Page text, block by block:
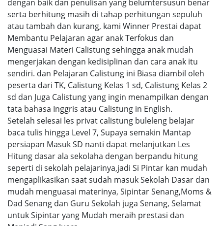
dengan baik dan penulisan yang belumtersusun benar
serta berhitung masih di tahap perhitungan sepuluh
atau tambah dan kurang, kami Winner Prestai dapat
Membantu Pelajaran agar anak Terfokus dan
Menguasai Materi Calistung sehingga anak mudah
mengerjakan dengan kedisiplinan dan cara anak itu
sendiri. dan Pelajaran Calistung ini Biasa diambil oleh
peserta dari TK, Calistung Kelas 1 sd, Calistung Kelas 2
sd dan Juga Calistung yang ingin menampilkan dengan
tata bahasa Inggris atau Calistung in English.
Setelah selesai les privat calistung buleleng belajar
baca tulis hingga Level 7, Supaya semakin Mantap
persiapan Masuk SD nanti dapat melanjutkan Les
Hitung dasar ala sekolaha dengan berpandu hitung
seperti di sekolah pelajarinya,jadi Si Pintar kan mudah
mengaplikasikan saat sudah masuk Sekolah Dasar dan
mudah menguasai materinya, Sipintar Senang,Moms &
Dad Senang dan Guru Sekolah juga Senang, Selamat
untuk Sipintar yang Mudah meraih prestasi dan